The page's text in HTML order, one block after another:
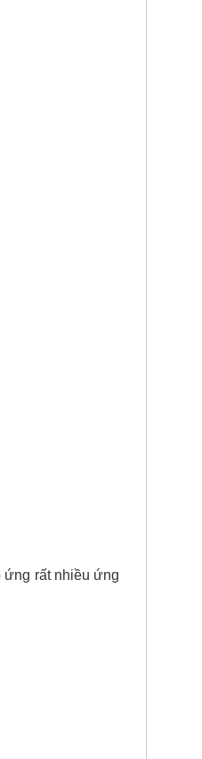
ứng rất nhiều ứng